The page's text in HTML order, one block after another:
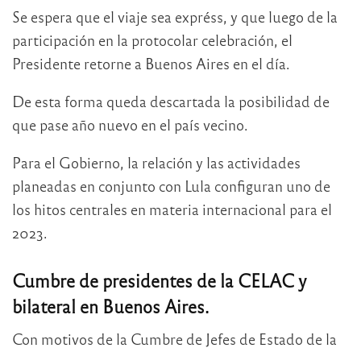
Se espera que el viaje sea expréss, y que luego de la
participación en la protocolar celebración, el
Presidente retorne a Buenos Aires en el día.
De esta forma queda descartada la posibilidad de
que pase año nuevo en el país vecino.
Para el Gobierno, la relación y las actividades
planeadas en conjunto con Lula configuran uno de
los hitos centrales en materia internacional para el
2023.
Cumbre de presidentes de la CELAC y
bilateral en Buenos Aires.
Con motivos de la Cumbre de Jefes de Estado de la